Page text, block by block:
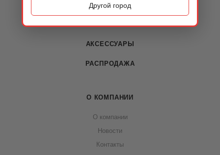
Другой город
ОБУВЬ
СУМКИ
АКСЕССУАРЫ
РАСПРОДАЖА
О КОМПАНИИ
О компании
Новости
Контакты